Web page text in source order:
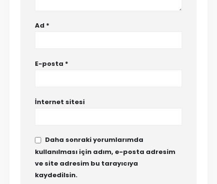
Ad *
E-posta *
İnternet sitesi
Daha sonraki yorumlarımda
kullanılması için adım, e-posta adresim
ve site adresim bu tarayıcıya
kaydedilsin.